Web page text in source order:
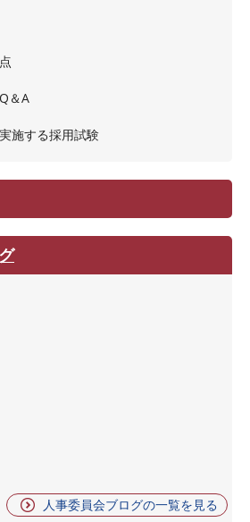
＆A
施する採用試験
人事委員会ブログの一覧を見る